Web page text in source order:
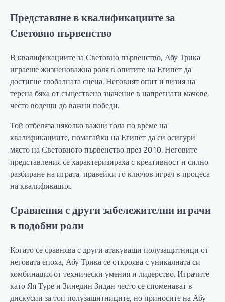
Представяне в квалификациите за
Световно първенство
В квалификациите за Световно първенство, Абу Трика
играеше жизненоважна роля в опитите на Египет да
достигне глобалната сцена. Неговият опит и визия на
терена бяха от съществено значение в напрегнати мачове,
често водещи до важни победи.
Той отбеляза няколко важни гола по време на
квалификациите, помагайки на Египет да си осигури
място на Световното първенство през 2010. Неговите
представления се характеризираха с креативност и силно
разбиране на играта, правейки го ключов играч в процеса
на квалификация.
Сравнения с други забележителни играчи
в подобни роли
Когато се сравнява с други атакуващи полузащитници от
неговата епоха, Абу Трика се откроява с уникалната си
комбинация от технически умения и лидерство. Играчите
като Яя Туре и Зинедин Зидан често се споменават в
дискусии за топ полузащитниците, но приносите на Абу